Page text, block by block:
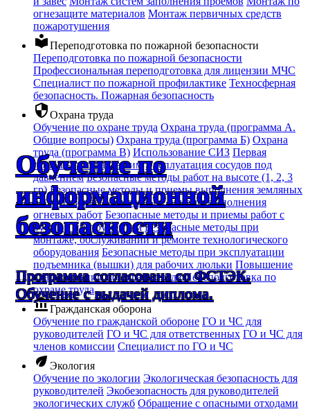
Обучение по
информационной
безопасности
Программа согласована со ФСТЭК.
Обучение с выдачей диплома.
огнезащите материалов Монтаж первичных средств
пожаротушения
local_libraryПереподготовка по пожарной безопасности
Переподготовка по пожарной безопасности
Профессиональная переподготовка для лицензии МЧС
Специалист по пожарной профилактике Техносферная
безопасность. Пожарная безопасность
securityОхрана труда
Обучение по охране труда Охрана труда (программа А.
Общие вопросы) Охрана труда (программа Б) Охрана
труда (программа В) Использование СИЗ Первая
помощь пострадавшим Эксплуатация сосудов под
давлением Безопасные методы работ на высоте (1, 2, 3
гр) Безопасные методы и приемы выполнения земляных
работ Безопасные методы и приемы выполнения
огневых работ Безопасные методы и приемы работ с
ручным инструментом Безопасные методы при
монтаже, обслуживании и ремонте технологического
оборудования Безопасные методы при эксплуатации
подъемника (вышки) для рабочих люльки Повышение
квалификации по охране труда Переподготовка по
охране труда
account_balanceГражданская оборона
Обучение по гражданской обороне ГО и ЧС для
руководителей ГО и ЧС для ответственных ГО и ЧС для
членов комиссии Специалист по ГО и ЧС
eco Экология
Обучение по экологии Экологическая безопасность для
руководителей Экобезопасность для руководителей
экологических служб Обращение с опасными отходами